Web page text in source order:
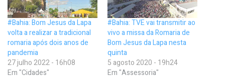
#Bahia: Bom Jesus da Lapa
volta a realizar a tradicional
romaria após dois anos de
pandemia
27 julho 2022 - 16h08
Em "Cidades"
#Bahia: TVE vai transmitir ao
vivo a missa da Romaria de
Bom Jesus da Lapa nesta
quinta
5 agosto 2020 - 19h24
Em "Assessoria"